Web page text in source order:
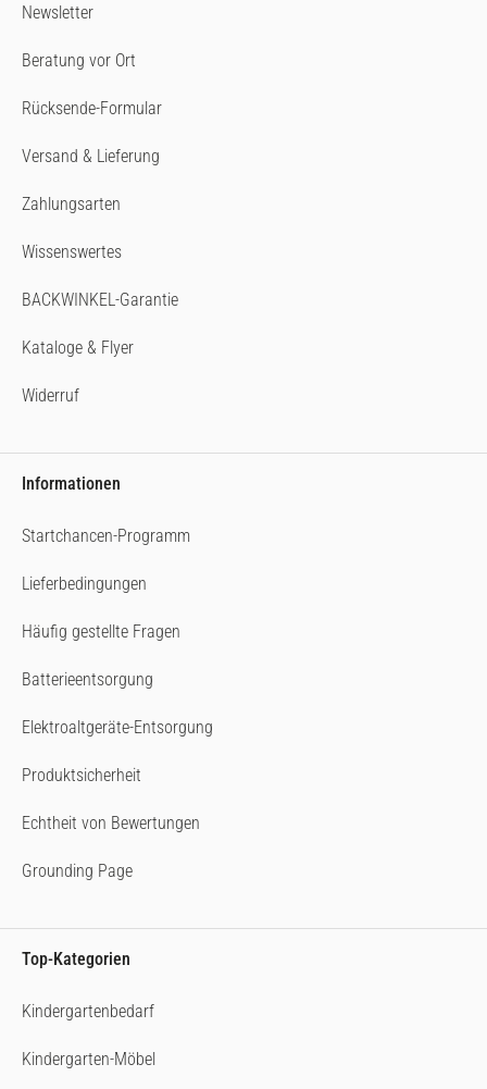
Newsletter
Beratung vor Ort
Rücksende-Formular
Versand & Lieferung
Zahlungsarten
Wissenswertes
BACKWINKEL-Garantie
Kataloge & Flyer
Widerruf
Informationen
Startchancen-Programm
Lieferbedingungen
Häufig gestellte Fragen
Batterieentsorgung
Elektroaltgeräte-Entsorgung
Produktsicherheit
Echtheit von Bewertungen
Grounding Page
Top-Kategorien
Kindergartenbedarf
Kindergarten-Möbel